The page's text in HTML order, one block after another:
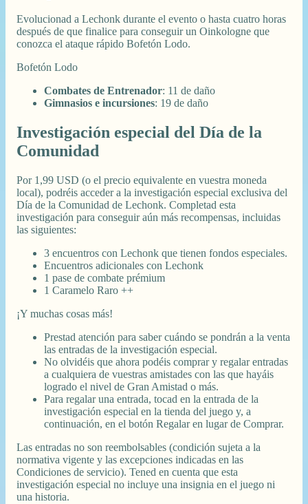
Evolucionad a Lechonk durante el evento o hasta cuatro horas
después de que finalice para conseguir un Oinkologne que
conozca el ataque rápido Bofetón Lodo.
Bofetón Lodo
Combates de Entrenador: 11 de daño
Gimnasios e incursiones: 19 de daño
Investigación especial del Día de la
Comunidad
Por 1,99 USD (o el precio equivalente en vuestra moneda
local), podréis acceder a la investigación especial exclusiva del
Día de la Comunidad de Lechonk. Completad esta
investigación para conseguir aún más recompensas, incluidas
las siguientes:
3 encuentros con Lechonk que tienen fondos especiales.
Encuentros adicionales con Lechonk
1 pase de combate prémium
1 Caramelo Raro ++
¡Y muchas cosas más!
Prestad atención para saber cuándo se pondrán a la venta
las entradas de la investigación especial.
No olvidéis que ahora podéis comprar y regalar entradas
a cualquiera de vuestras amistades con las que hayáis
logrado el nivel de Gran Amistad o más.
Para regalar una entrada, tocad en la entrada de la
investigación especial en la tienda del juego y, a
continuación, en el botón Regalar en lugar de Comprar.
Las entradas no son reembolsables (condición sujeta a la
normativa vigente y las excepciones indicadas en las
Condiciones de servicio). Tened en cuenta que esta
investigación especial no incluye una insignia en el juego ni
una historia.